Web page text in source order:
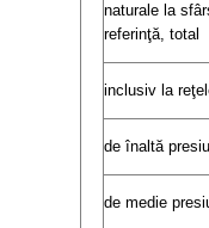
naturale la
referinţă, total
inclusiv la
de înaltă
de medie